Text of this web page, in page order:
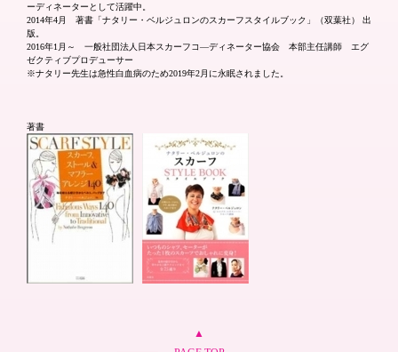
ーディネーターとして活躍中。
2014年4月 著書「ナタリー・ベルジュロンのスカーフスタイルブック」（双葉社） 出
版。
2016年1月～ 一般社団法人日本スカーフコ―ディネーター協会 本部主任講師 エグ
ゼクティブプロデューサー
※ナタリー先生は急性白血病のため2019年2月に永眠されました。
著書
▲